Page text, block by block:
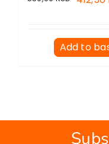
Add to